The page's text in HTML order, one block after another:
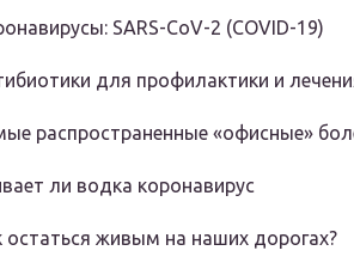
SARS-CoV-2 (COVID-19)
для профилактики и
распространенные «офисные»
ли водка коронавирус
остаться живым на наших дорогах?